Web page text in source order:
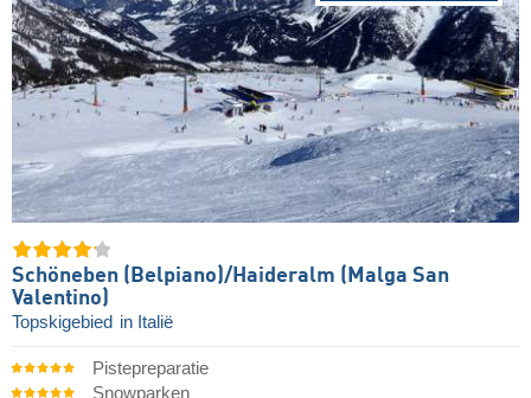
Schöneben (Belpiano)/​Haideralm (Malga San
Valentino)
Topskigebied in Italië
Pistepreparatie
Snowparken